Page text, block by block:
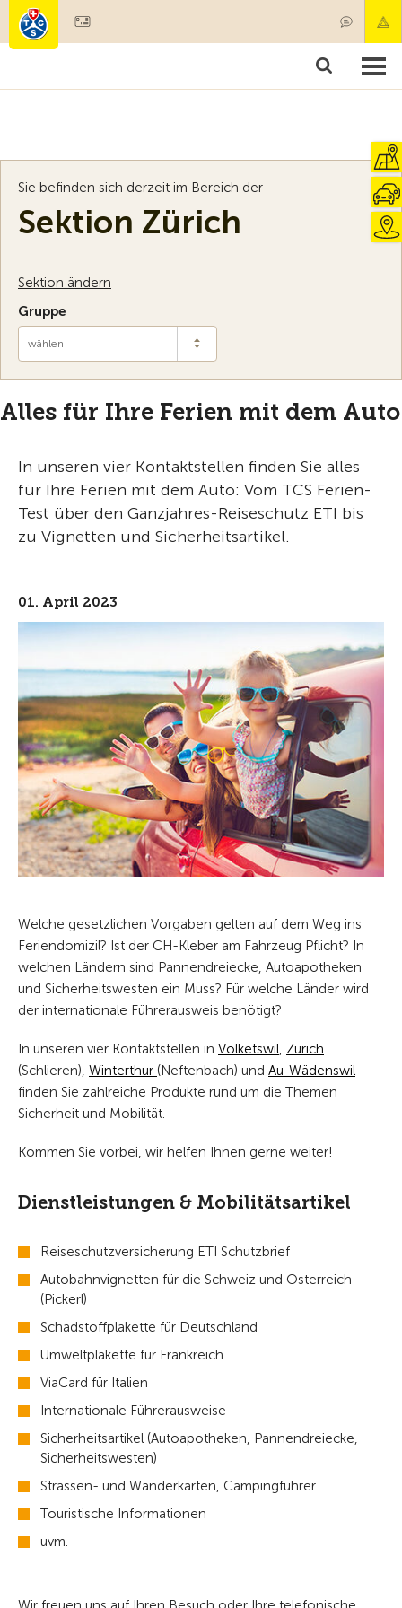
Mitgliedschaft & Leistungen
Sie befinden sich derzeit im Bereich der
Sektion Zürich
Sektion ändern
Gruppe
wählen
Alles für Ihre Ferien mit dem Auto
In unseren vier Kontaktstellen finden Sie alles
für Ihre Ferien mit dem Auto: Vom TCS Ferien-
Test über den Ganzjahres-Reiseschutz ETI bis
zu Vignetten und Sicherheitsartikel.
01. April 2023
Welche gesetzlichen Vorgaben gelten auf dem Weg ins
Feriendomizil? Ist der CH-Kleber am Fahrzeug Pflicht? In
welchen Ländern sind Pannendreiecke, Autoapotheken
und Sicherheitswesten ein Muss? Für welche Länder wird
der internationale Führerausweis benötigt?
In unseren vier Kontaktstellen in Volketswil, Zürich
(Schlieren), Winterthur (Neftenbach) und Au-Wädenswil
finden Sie zahlreiche Produkte rund um die Themen
Sicherheit und Mobilität.
Kommen Sie vorbei, wir helfen Ihnen gerne weiter!
Dienstleistungen & Mobilitätsartikel
Reiseschutzversicherung ETI Schutzbrief
Autobahnvignetten für die Schweiz und Österreich
(Pickerl)
Schadstoffplakette für Deutschland
Umweltplakette für Frankreich
ViaCard für Italien
Internationale Führerausweise
Sicherheitsartikel (Autoapotheken, Pannendreiecke,
Sicherheitswesten)
Strassen- und Wanderkarten, Campingführer
Touristische Informationen
uvm.